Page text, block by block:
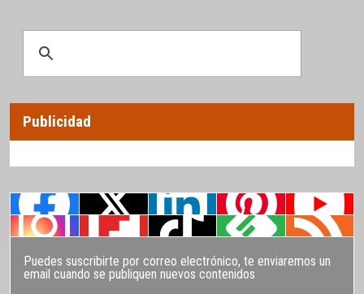
Publicidad
Puedes suscribirte por correo electrónico, te enviaremos un
email cuando se publiquen nuevos contenidos